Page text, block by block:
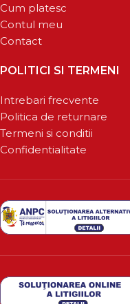
Cum platesc
Contul meu
Contact
POLITICI SI TERMENI
Intrebari frecvente
Politica de returnare
Termeni si conditii
Confidentialitate